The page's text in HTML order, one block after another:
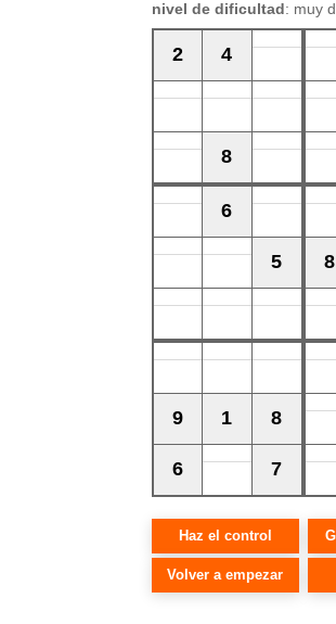
nivel de dificultad: muy
2 4
8
6
5 8
9 1 8
6 7